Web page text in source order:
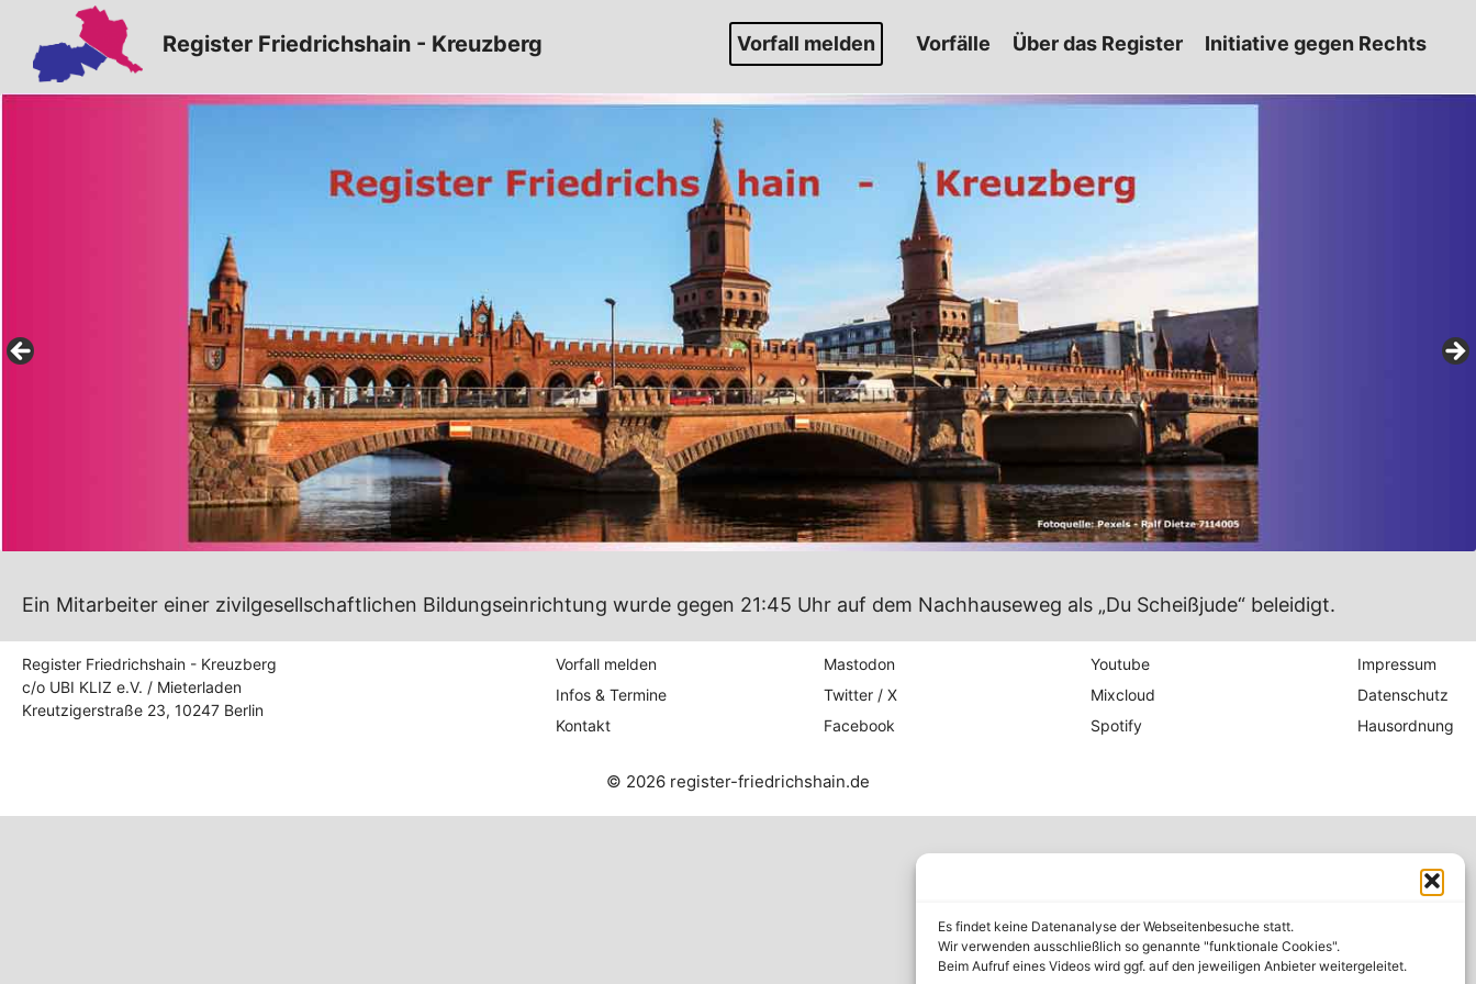
Es findet keine Datenanalyse der Webseitenbesuche statt.
Wir verwenden ausschließlich so genannte "funktionale Cookies".
Beim Aufruf eines Videos wird ggf. auf den jeweiligen Anbieter weitergeleitet.
Inhalt
springen
Register Friedrichshain - Kreuzberg Vorfall melden Vorfälle Über das Register Initiative gegen Rechts
Ein Mitarbeiter einer zivilgesellschaftlichen Bildungseinrichtung wurde gegen 21:45 Uhr auf dem Nachhauseweg als „Du Scheißjude“ beleidigt.
Register Friedrichshain - Kreuzberg
c/o UBI KLIZ e.V. / Mieterladen
Kreutzigerstraße 23, 10247 Berlin
Vorfall melden
Infos & Termine
Kontakt
Mastodon
Twitter / X
Facebook
Youtube
Mixcloud
Spotify
Impressum
Datenschutz
Hausordnung
© 2026 register-friedrichshain.de